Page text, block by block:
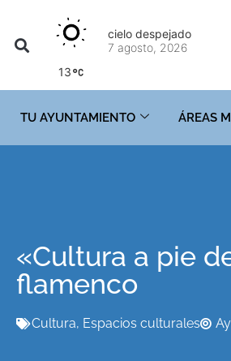
13
cielo despejado
7 agosto, 2026
TU AYUNTAMIENTO ÁREAS
«Cultura a pie
flamenco
Cultura, Espacios culturales